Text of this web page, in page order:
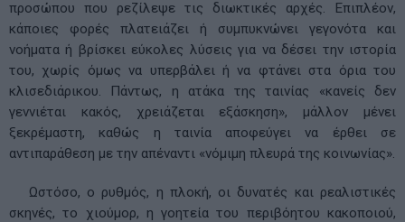
προσώπου που ρεζίλεψε τις διωκτικές αρχές. Επιπλέον,
κάποιες φορές πλατειάζει ή συμπυκνώνει γεγονότα και
νοήματα ή βρίσκει εύκολες λύσεις για να δέσει την ιστορία
του, χωρίς όμως να υπερβάλει ή να φτάνει στα όρια του
κλισεδιάρικου. Πάντως, η ατάκα της ταινίας «κανείς δεν
γεννιέται κακός, χρειάζεται εξάσκηση», μάλλον μένει
ξεκρέμαστη, καθώς η ταινία αποφεύγει να έρθει σε
αντιπαράθεση με την απέναντι «νόμιμη πλευρά της κοινωνίας».
Ωστόσο, ο ρυθμός, η πλοκή, οι δυνατές και ρεαλιστικές
σκηνές, το χιούμορ, η γοητεία του περιβόητου κακοποιού,